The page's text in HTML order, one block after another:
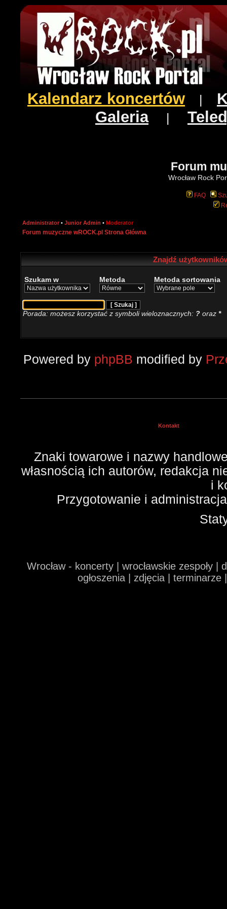
Kalendarz koncertów
Galeria|
Forum
Wrocław Rock
FAQ
Administrator • Junior Admin • Moderator
Forum muzyczne wROCK.pl Strona Główna
Znajdź
Szukam w Metoda Metoda sortowania
Porada: możesz korzystać z symboli wieloznacznych: ? oraz *
Powered by phpBB modified by
Kontakt
Znaki towarowe i nazwy
własnością ich autorów, redakcja
i
Przygotowanie i
Wrocław - koncerty | wrocławskie zespoły
ogłoszenia | zdjęcia |